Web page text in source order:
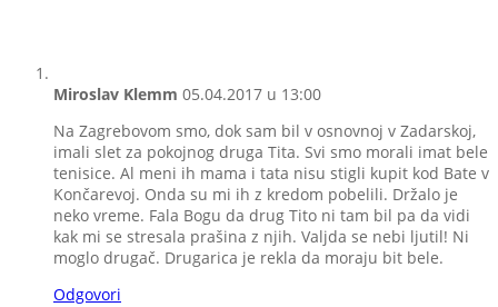
Miroslav Klemm 05.04.2017 u 13:00
Na Zagrebovom smo, dok sam bil v osnovnoj v Zadarskoj,
imali slet za pokojnog druga Tita. Svi smo morali imat bele
tenisice. Al meni ih mama i tata nisu stigli kupit kod Bate v
Končarevoj. Onda su mi ih z kredom pobelili. Držalo je
neko vreme. Fala Bogu da drug Tito ni tam bil pa da vidi
kak mi se stresala prašina z njih. Valjda se nebi ljutil! Ni
moglo drugač. Drugarica je rekla da moraju bit bele.
Odgovori